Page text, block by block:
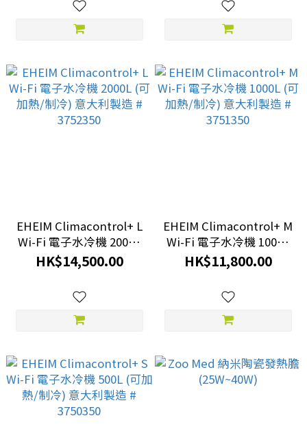
EHEIM Climacontrol+ L
Wi-Fi 電子水冷機 2000L
(可加熱/制冷) 意大利製造
# 3752350
HK$14,500.00
EHEIM Climacontrol+ M
Wi-Fi 電子水冷機 1000L
(可加熱/制冷) 意大利製造
# 3751350
HK$11,800.00